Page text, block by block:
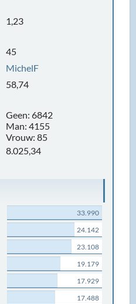
1,23
45
MichelF
58,74
Geen: 6842
Man: 4155
Vrouw: 85
8.025,34
33.990
24.142
23.108
19.179
17.929
17.488